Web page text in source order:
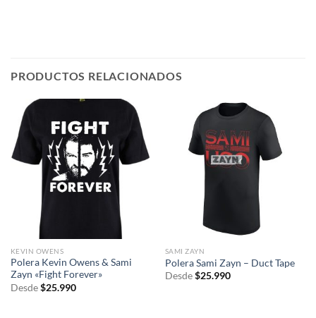
PRODUCTOS RELACIONADOS
KEVIN OWENS
Polera Kevin Owens & Sami
Zayn «Fight Forever»
Desde $25.990
SAMI ZAYN
Polera Sami Zayn – Duct Tape
Desde $25.990